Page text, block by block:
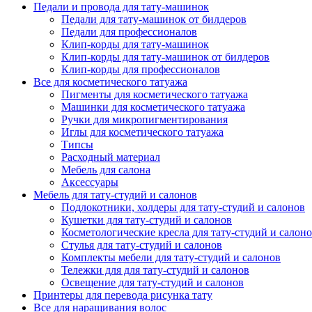
Педали и провода для тату-машинок
Педали для тату-машинок от билдеров
Педали для профессионалов
Клип-корды для тату-машинок
Клип-корды для тату-машинок от билдеров
Клип-корды для профессионалов
Все для косметического татуажа
Пигменты для косметического татуажа
Машинки для косметического татуажа
Ручки для микропигментирования
Иглы для косметического татуажа
Типсы
Расходный материал
Мебель для салона
Аксессуары
Мебель для тату-студий и салонов
Подлокотники, холдеры для тату-студий и салонов
Кушетки для тату-студий и салонов
Косметологические кресла для тату-студий и
Стулья для тату-студий и салонов
Комплекты мебели для тату-студий и салонов
Тележки для для тату-студий и салонов
Освещение для тату-студий и салонов
Принтеры для перевода рисунка тату
Все для наращивания волос